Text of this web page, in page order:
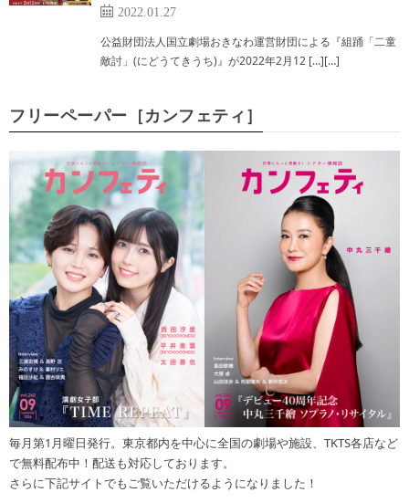
2022.01.27
公益財団法人国立劇場おきなわ運営財団による『組踊「二童
敵討」(にどうてきうち)』が2022年2月12 […][…]
フリーペーパー［カンフェティ］
毎月第1月曜日発行。東京都内を中心に全国の劇場や施設、TKTS各店など
で無料配布中！配送も対応しております。
さらに下記サイトでもご覧いただけるようになりました！